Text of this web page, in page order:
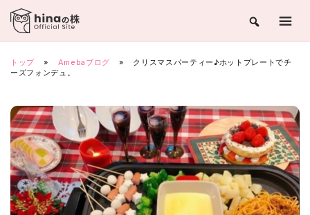
Skip
content
トップ » Amebaブログ »
クリスマスパーティー♪ホットプレートでチ
ーズフォンデュ。